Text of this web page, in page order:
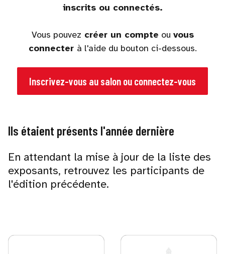
inscrits ou connectés.
Vous pouvez créer un compte ou vous
connecter à l'aide du bouton ci-dessous.
Inscrivez-vous au salon ou connectez-vous
Ils étaient présents l'année dernière
En attendant la mise à jour de la liste des
exposants, retrouvez les participants de
l'édition précédente.